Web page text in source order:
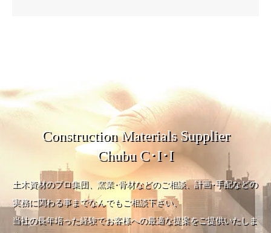
Construction Materials Supplier
Chubu C･I･I
土木資材のプロ集団、窯業･骨材などのご相談、計画･手配などの
実務に関わる事までなんでもご相談下さい、
当社の長年培った経験でお客様への最適な提案をご提供いたしま